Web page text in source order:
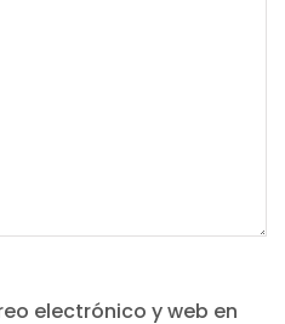
electrónico y web en